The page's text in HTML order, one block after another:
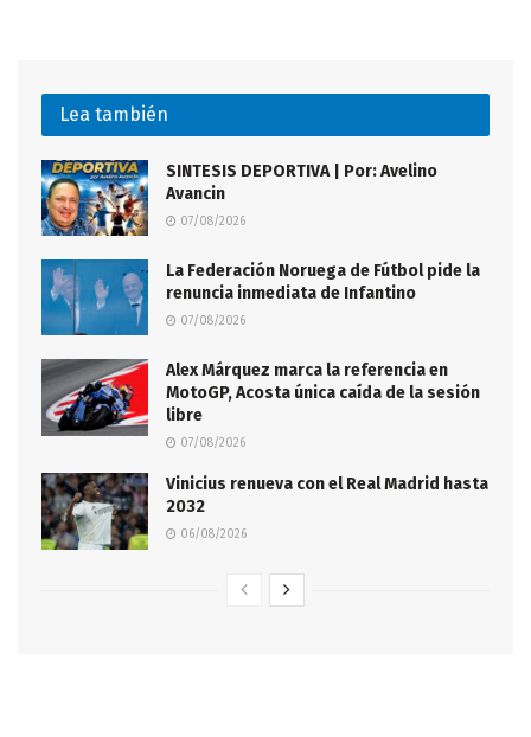
Lea también
SINTESIS DEPORTIVA | Por: Avelino
Avancin
07/08/2026
La Federación Noruega de Fútbol pide la
renuncia inmediata de Infantino
07/08/2026
Alex Márquez marca la referencia en
MotoGP, Acosta única caída de la sesión
libre
07/08/2026
Vinicius renueva con el Real Madrid hasta
2032
06/08/2026